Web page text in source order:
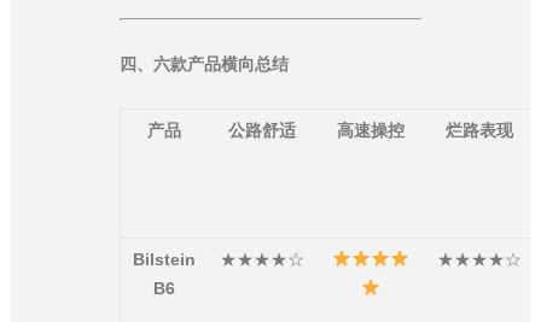
四、六款产品横向总结
产品 公路舒适 高速操控 烂路表现
Bilstein
B6
★★★★☆ ★★★★☆